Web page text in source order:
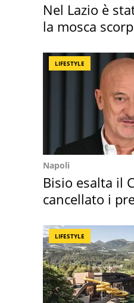
Nel Lazio è
la mosca
LIFESTYLE
Napoli
Bisio esalta il
cancellato i
LIFESTYLE